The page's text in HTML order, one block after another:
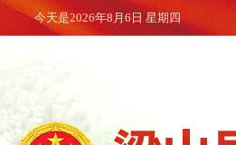
今天是2026年8月6日 星期四